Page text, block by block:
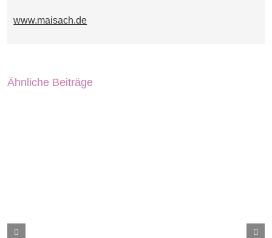
www.maisach.de
Ähnliche Beiträge